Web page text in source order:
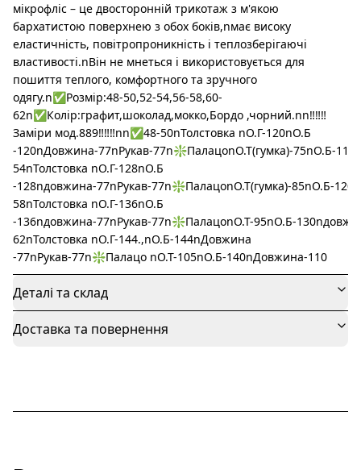
мікрофліс – це двосторонній трикотаж з м'якою
бархатистою поверхнею з обох боків,nмає високу
еластичність, повітропроникність і теплозберігаючі
властивості.nВін не мнеться і використовується для
пошиття теплого, комфортного та зручного
одягу.n✅Розмір:48-50,52-54,56-58,60-
62n✅Колір:графит,шоколад,мокко,Бордо ,чорний.nn‼️‼️‼️
Заміри мод.889‼️‼️‼️nn✅48-50nТолстовка nО.Г-120nО.Б
-120nДовжина-77nРукав-77n❇️ПалацоnО.Т(гумка)-75nО.Б-
54nТолстовка nО.Г-128nО.Б
-128nдовжина-77nРукав-77n❇️ПалацоnО.Т(гумка)-85nО.Б-
58nТолстовка nО.Г-136nО.Б
-136nдовжина-77nРукав-77n❇️ПалацоnО.Т-95nО.Б-
62nТолстовка nО.Г-144.,nО.Б-144nДовжина
-77nРукав-77n❇️Палацо nО.Т-105nО.Б-140nДовжина-110
Деталі та склад
Доставка та повернення